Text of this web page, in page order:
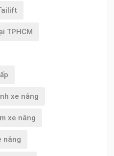
TPHCM
xe nâng
xe nâng
nâng